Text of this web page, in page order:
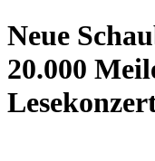
Neue
20.000